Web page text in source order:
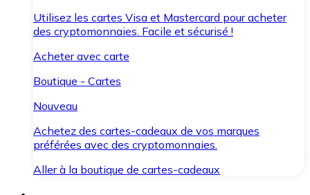
Utilisez les cartes Visa et Mastercard pour acheter
des cryptomonnaies. Facile et sécurisé !
Acheter avec carte
Boutique - Cartes
Nouveau
Achetez des cartes-cadeaux de vos marques
préférées avec des cryptomonnaies.
Aller à la boutique de cartes-cadeaux